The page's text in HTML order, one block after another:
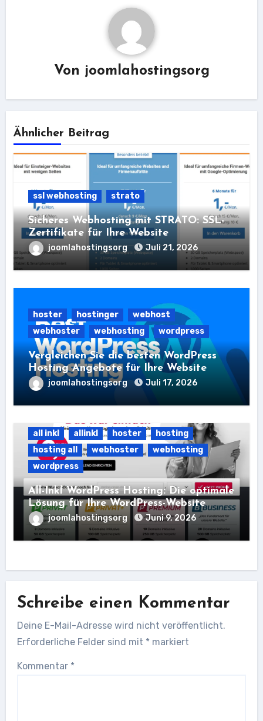
Von joomlahostingsorg
Ähnlicher Beitrag
ssl webhosting strato
Sicheres Webhosting mit STRATO: SSL-
Zertifikate für Ihre Website
joomlahostingsorg Juli 21, 2026
hoster hostinger
webhost
webhoster
webhosting wordpress
Vergleichen Sie die besten WordPress
Hosting Angebote für Ihre Website
joomlahostingsorg Juli 17, 2026
all inkl allinkl hoster
hosting
hosting all
webhoster
webhosting
wordpress
All-Inkl WordPress Hosting: Die optimale
Lösung für Ihre WordPress-Website
joomlahostingsorg Juni 9, 2026
Schreibe einen Kommentar
Deine E-Mail-Adresse wird nicht veröffentlicht.
Erforderliche Felder sind mit * markiert
Kommentar *